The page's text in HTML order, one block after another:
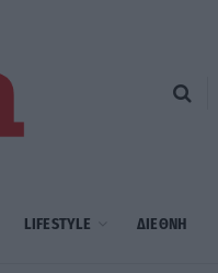
LIFESTYLE ΔΙΕΘΝΗ